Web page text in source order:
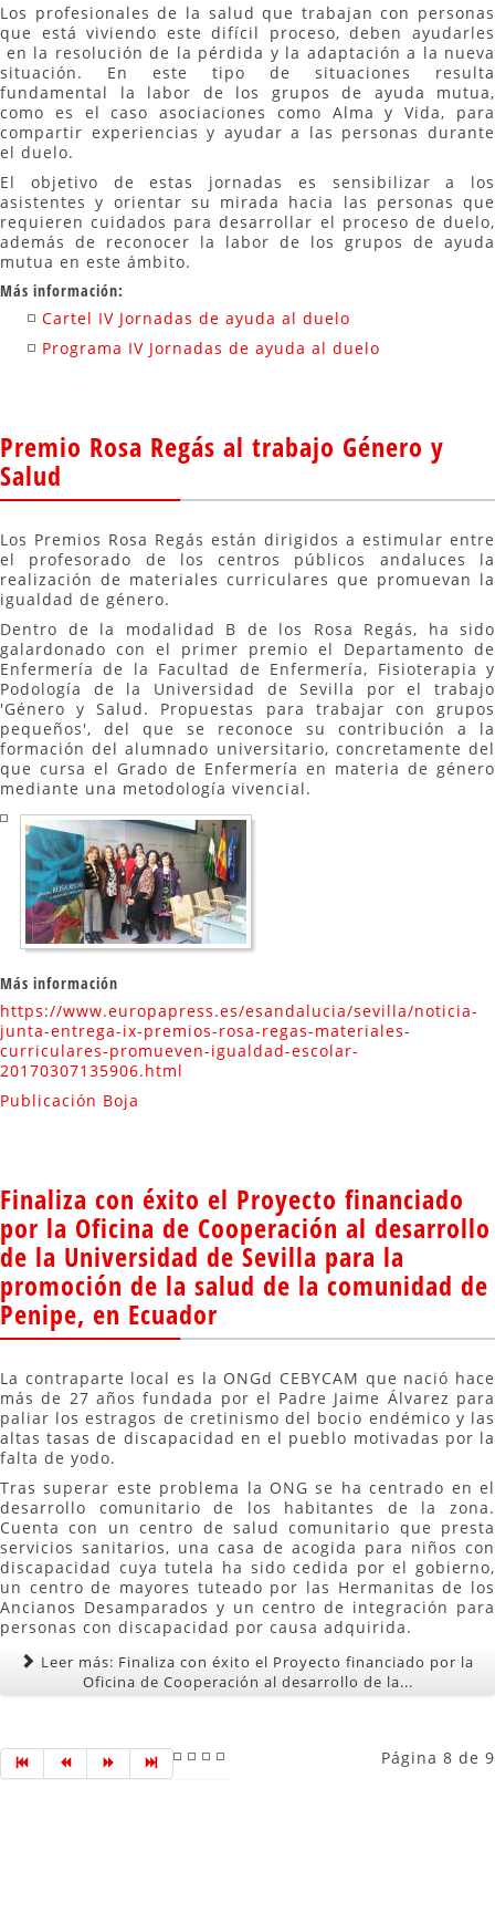
Los profesionales de la salud que trabajan con personas
que está viviendo este difícil proceso, deben ayudarles
en la resolución de la pérdida y la adaptación a la nueva
situación. En este tipo de situaciones resulta
fundamental la labor de los grupos de ayuda mutua,
como es el caso asociaciones como Alma y Vida, para
compartir experiencias y ayudar a las personas durante
el duelo.
El objetivo de estas jornadas es sensibilizar a los
asistentes y orientar su mirada hacia las personas que
requieren cuidados para desarrollar el proceso de duelo,
además de reconocer la labor de los grupos de ayuda
mutua en este ámbito.
Más información:
Cartel IV Jornadas de ayuda al duelo
Programa IV Jornadas de ayuda al duelo
Premio Rosa Regás al trabajo Género y
Salud
Los Premios Rosa Regás están dirigidos a estimular entre
el profesorado de los centros públicos andaluces la
realización de materiales curriculares que promuevan la
igualdad de género.
Dentro de la modalidad B de los Rosa Regás, ha sido
galardonado con el primer premio el Departamento de
Enfermería de la Facultad de Enfermería, Fisioterapia y
Podología de la Universidad de Sevilla por el trabajo
'Género y Salud. Propuestas para trabajar con grupos
pequeños', del que se reconoce su contribución a la
formación del alumnado universitario, concretamente del
que cursa el Grado de Enfermería en materia de género
mediante una metodología vivencial.
Más información
https://www.europapress.es/esandalucia/sevilla/noticia-
junta-entrega-ix-premios-rosa-regas-materiales-
curriculares-promueven-igualdad-escolar-
20170307135906.html
Publicación Boja
Finaliza con éxito el Proyecto financiado
por la Oficina de Cooperación al desarrollo
de la Universidad de Sevilla para la
promoción de la salud de la comunidad de
Penipe, en Ecuador
La contraparte local es la ONGd CEBYCAM que nació hace
más de 27 años fundada por el Padre Jaime Álvarez para
paliar los estragos de cretinismo del bocio endémico y las
altas tasas de discapacidad en el pueblo motivadas por la
falta de yodo.
Tras superar este problema la ONG se ha centrado en el
desarrollo comunitario de los habitantes de la zona.
Cuenta con un centro de salud comunitario que presta
servicios sanitarios, una casa de acogida para niños con
discapacidad cuya tutela ha sido cedida por el gobierno,
un centro de mayores tuteado por las Hermanitas de los
Ancianos Desamparados y un centro de integración para
personas con discapacidad por causa adquirida.
Leer más: Finaliza con éxito el Proyecto financiado por la
Oficina de Cooperación al desarrollo de la...
Página 8 de 9